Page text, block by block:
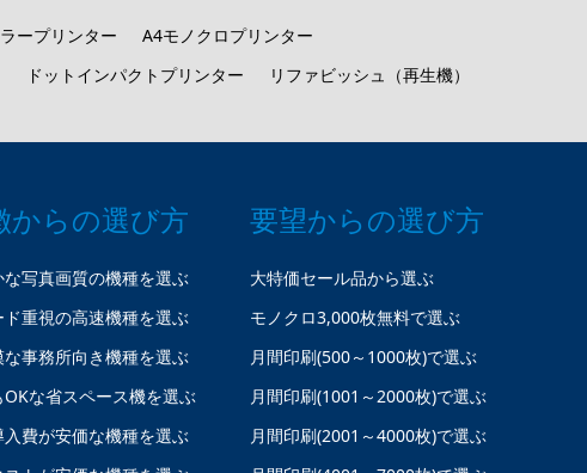
ープリンター
A4モノクロプリンター
ドットインパクトプリンター リファビッシュ（再生機）
からの選び方
な写真画質の機種を選ぶ
ド重視の高速機種を選ぶ
な事務所向き機種を選ぶ
OKな省スペース機を選ぶ
入費が安価な機種を選ぶ
要望からの選び方
大特価セール品から選ぶ
モノクロ3,000枚無料で選ぶ
月間印刷(500～1000枚)で選ぶ
月間印刷(1001～2000枚)で選ぶ
月間印刷(2001～4000枚)で選ぶ